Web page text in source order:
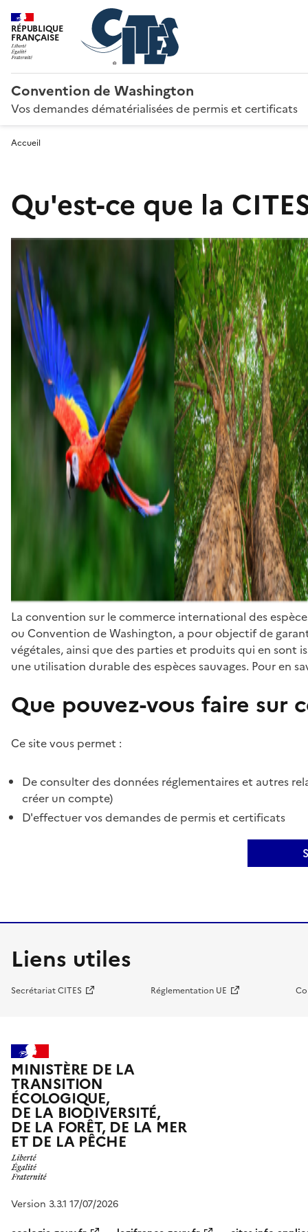
RÉPUBLIQUE
FRANÇAISE
Convention de Washington
Vos demandes dématérialisées de permis et certificats
Accueil
Qu'est-ce que la
La convention sur le commerce international des
ou Convention de Washington, a pour objectif de
végétales, ainsi que des parties et produits qui en sont
une utilisation durable des espèces sauvages. Pour en
Que pouvez-vous faire sur
Ce site vous permet :
De consulter des données réglementaires et autres
créer un compte)
D'effectuer vos demandes de permis et certificats
Liens utiles
Secrétariat CITES Réglementation UE
MINISTÈRE DE LA
TRANSITION
ÉCOLOGIQUE,
DE LA BIODIVERSITÉ,
DE LA FORÊT, DE LA MER
ET DE LA PÊCHE
Version 3.3.1 17/07/2026